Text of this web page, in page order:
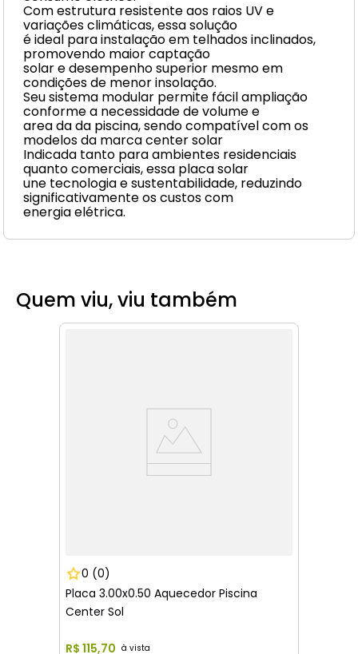
Com estrutura resistente aos raios UV e
variações climáticas, essa solução
é ideal para instalação em telhados inclinados,
promovendo maior captação
solar e desempenho superior mesmo em
condições de menor insolação.
Seu sistema modular permite fácil ampliação
conforme a necessidade de volume e
area da da piscina, sendo compatível com os
modelos da marca center solar
Indicada tanto para ambientes residenciais
quanto comerciais, essa placa solar
une tecnologia e sustentabilidade, reduzindo
significativamente os custos com
energia elétrica.
Quem viu, viu também
0 (0)
Placa 3.00x0.50 Aquecedor Piscina
Center Sol
R$ 115,70